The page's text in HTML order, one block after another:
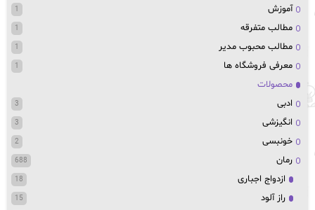
آموزش
1
مطالب متفرقه 1
مطالب محبوب مدیر 1
معرفی فروشگاه ها 1
محصولات
ادبی
3
انگیزشی 3
خونبسی 2
رمان 688
ازدواج اجباری 18
راز آلود 15